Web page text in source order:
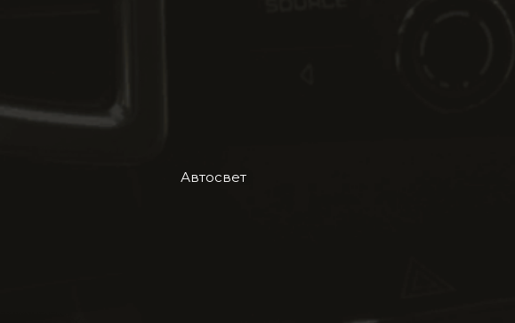
Автосвет